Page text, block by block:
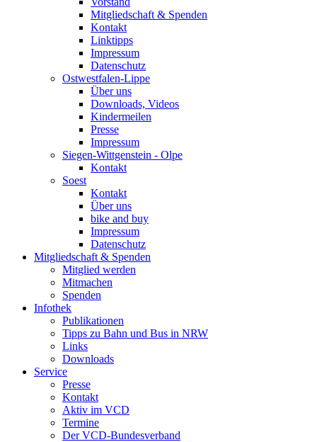
Mitgliedschaft & Spenden
Kontakt
Linktipps
Impressum
Datenschutz
Ostwestfalen-Lippe
Über uns
Downloads, Videos
Kindermeilen
Presse
Impressum
Siegen-Wittgenstein - Olpe
Kontakt
Soest
Kontakt
Über uns
bike and buy
Impressum
Datenschutz
Mitgliedschaft & Spenden
Mitglied werden
Mitmachen
Spenden
Infothek
Publikationen
Tipps zu Bahn und Bus in NRW
Links
Downloads
Service
Presse
Kontakt
Aktiv im VCD
Termine
Der VCD-Bundesverband